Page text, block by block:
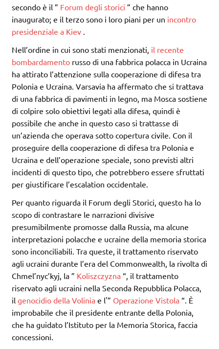
secondo è il ” Forum degli storici ” che hanno
inaugurato; e il terzo sono i loro piani per un incontro
presidenziale a Kiev
Nell’ordine in cui sono stati menzionati, il recente
bombardamento russo di una fabbrica polacca in Ucraina
ha attirato l’attenzione sulla cooperazione di difesa tra
Polonia e Ucraina. Varsavia ha affermato che si trattava
di una fabbrica di pavimenti in legno, ma Mosca sostiene
di colpire solo obiettivi legati alla difesa, quindi è
possibile che anche in questo caso si trattasse di
un’azienda che operava sotto copertura civile. Con il
proseguire della cooperazione di difesa tra Polonia e
Ucraina e dell’operazione speciale, sono previsti altri
incidenti di questo tipo, che potrebbero essere sfruttati
per giustificare l’escalation occidentale.
Per quanto riguarda il Forum degli Storici, questo ha lo
scopo di contrastare le narrazioni divisive
presumibilmente promosse dalla Russia, ma alcune
interpretazioni polacche e ucraine della memoria storica
sono inconciliabili. Tra queste, il trattamento riservato
agli ucraini durante l’era del Commonwealth, la rivolta di
Chmel’nyc’kyj, la ” Koliszczyzna “, il trattamento
riservato agli ucraini nella Seconda Repubblica Polacca,
il genocidio della Volinia e l'” Operazione Vistola “. È
improbabile che il presidente entrante della Polonia,
che ha guidato l’Istituto per la Memoria Storica, faccia
concessioni.